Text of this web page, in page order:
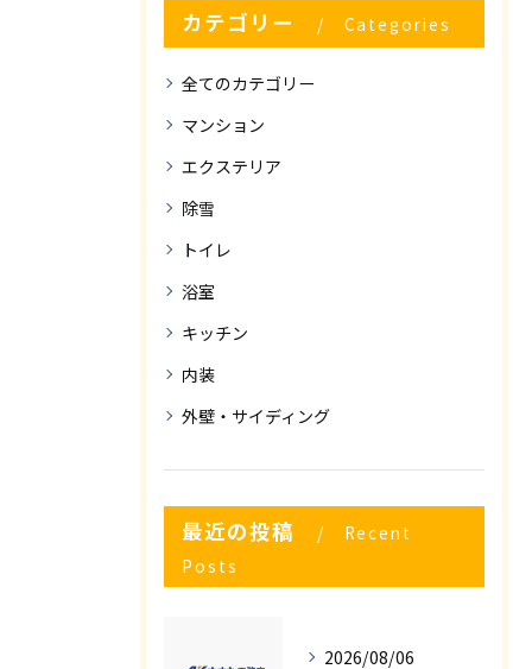
カテゴリー Categories
全てのカテゴリー
マンション
エクステリア
除雪
トイレ
浴室
キッチン
内装
外壁・サイディング
最近の投稿
Recent
Posts
2026/08/06